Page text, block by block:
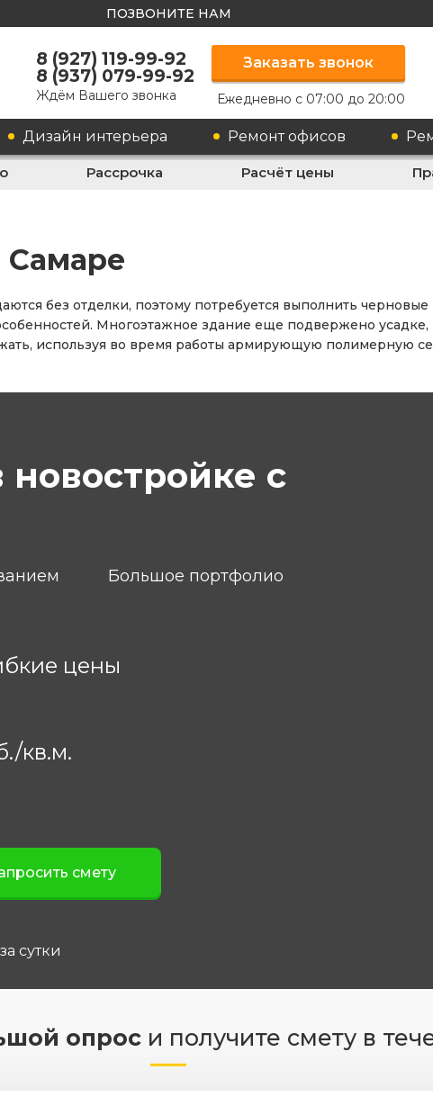
ПОЗВОНИТЕ НАМ
8 (927) 119-99-92
8 (937) 079-99-92
Ждём Вашего звонка
Заказать звонок
Ежедневно с 07:00 до 20:00
Дизайн интерьера Ремонт офисов
Рассрочка Расчёт цены
Самаре
без отделки, поэтому потребуется выполнить
Многоэтажное здание еще подвержено усадке,
используя во время работы армирующую полимерную
с
Большое портфолио
цены
кв.м.
сутки
опрос и получите смету в